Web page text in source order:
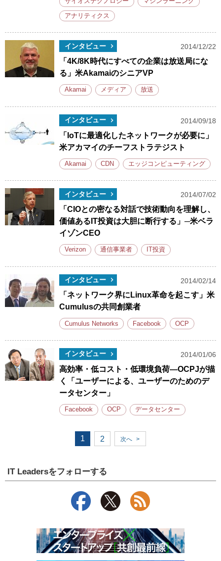
アナリティクス
インタビュー 2014/12/22
「4K/8K時代にすべての企業は放送局にな
る」米AkamaiのシニアVP
Akamai メディア 放送
インタビュー 2014/09/18
「IoTに最適化したネットワークが必要に」
米アカマイのチーフストラテジスト
Akamai CDN エッジコンピューティング
インタビュー 2014/07/02
「CIOとの密なる対話で技術動向を理解し、
価値あるIT投資は大胆に断行する」─米ベラ
イゾンCEO
Verizon 通信事業者 IT投資
インタビュー 2014/02/14
「ネットワーク界にLinux革命を起こす」米
Cumulusの共同創業者
Cumulus Networks Facebook OCP
インタビュー 2014/01/06
高効率・低コスト・低環境負荷―OCPJが描
く「ユーザーによる、ユーザーのためのデ
ータセンター」
Facebook OCP データセンター
1 2 次へ >
IT Leadersをフォローする